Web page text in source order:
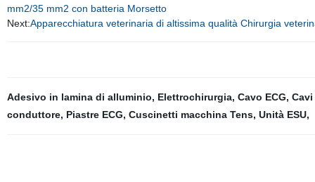
mm2/35 mm2 con batteria Morsetto
Next:Apparecchiatura veterinaria di altissima qualità Chirurgia
Adesivo in lamina di alluminio, Elettrochirurgia, Cavo ECG,
conduttore, Piastre ECG, Cuscinetti macchina Tens, Unità ESU,